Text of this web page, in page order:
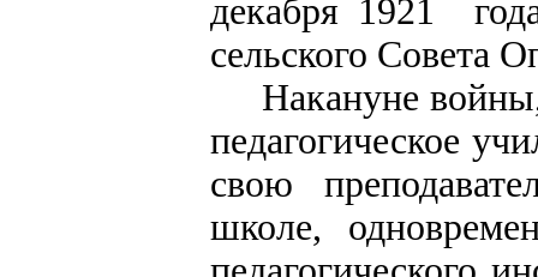
декабря 1921
сельского Совета
Накануне войны,
педагогическое
свою
школе,